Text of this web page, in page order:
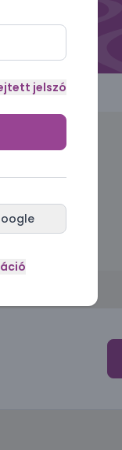
jelszó